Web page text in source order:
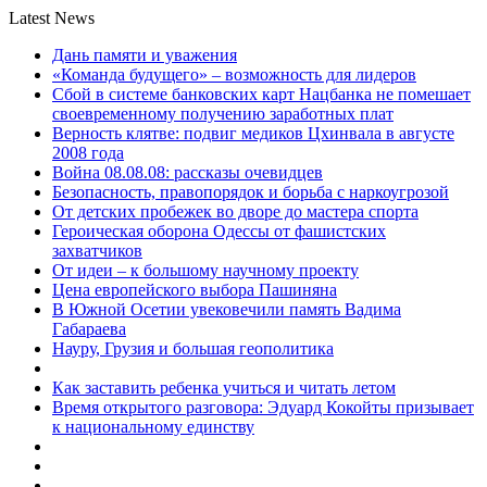
Latest News
Дань памяти и уважения
«Команда будущего» – возможность для лидеров
Сбой в системе банковских карт Нацбанка не помешает
своевременному получению заработных плат
Верность клятве: подвиг медиков Цхинвала в августе
2008 года
Война 08.08.08: рассказы очевидцев
Безопасность, правопорядок и борьба с наркоугрозой
От детских пробежек во дворе до мастера спорта
Героическая оборона Одессы от фашистских
захватчиков
От идеи – к большому научному проекту
Цена европейского выбора Пашиняна
В Южной Осетии увековечили память Вадима
Габараева
Науру, Грузия и большая геополитика
Как заставить ребенка учиться и читать летом
Время открытого разговора: Эдуард Кокойты призывает
к национальному единству